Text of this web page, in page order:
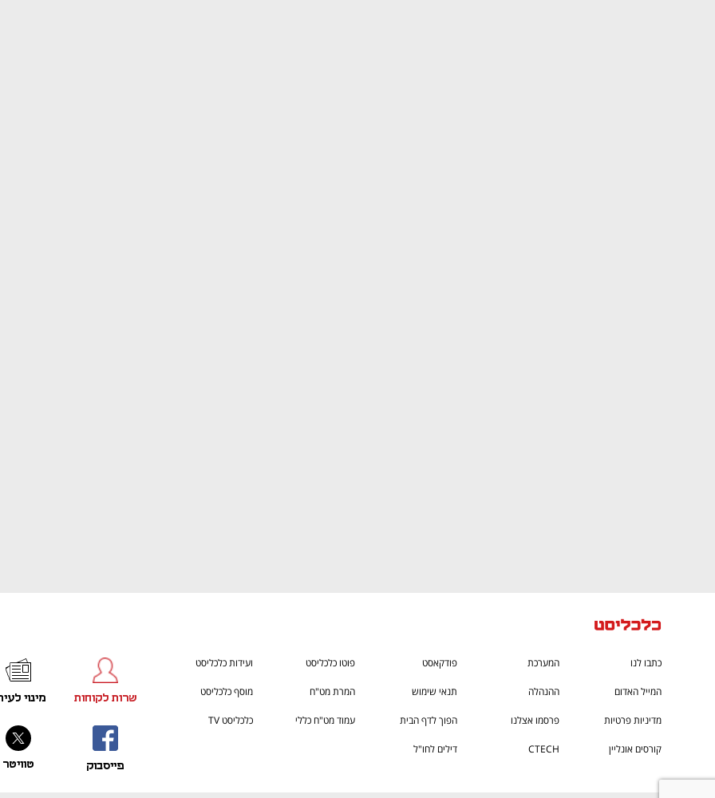
כתבו לנו המערכת פודקאסט פוטו כלכליסט ועידות כלכליסט
המייל האדום ההנהלה תנאי שימוש המרת מט"ח מוסף כלכליסט
מדיניות פרטיות פרסמו אצלנו הפוך לדף הבית עמוד מט"ח כללי כלכליסט TV
קורסים אונליין CTECH
דילים לחו"ל
פייסבוק
שרות לקוחות
טוויטר
מינוי